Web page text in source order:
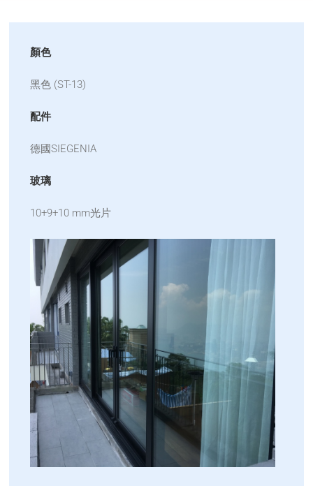
顏色
黑色 (ST-13)
配件
德國SIEGENIA
玻璃
10+9+10 mm光片